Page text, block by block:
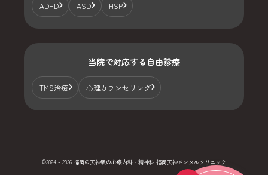
ADHD ASD HSP
当院で対応する自由診療
TMS治療 心理カウンセリング
©2024 - 2026 福岡の天神駅の心療内科・精神科 福岡天神メンタルクリニック